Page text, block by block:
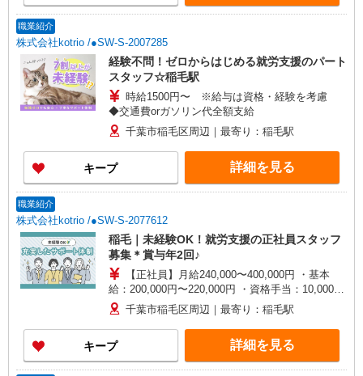
職業紹介
株式会社kotrio /●SW-S-2007285
経験不問！ゼロからはじめる就労支援のパート
スタッフ☆稲毛駅
時給1500円〜 ※給与は資格・経験を考慮
◆交通費orガソリン代全額支給
千葉市稲毛区周辺｜最寄り：稲毛駅
キープ 詳細を見る
職業紹介
株式会社kotrio /●SW-S-2077612
稲毛｜未経験OK！就労支援の正社員スタッフ
募集＊賞与年2回♪
【正社員】月給240,000〜400,000円 ・基本
給：200,000円〜220,000円 ・資格手当：10,000〜
30,000円 ・役職手当：10,000〜70,000円 ・処遇改
善手当：20,000〜60,000円（勤続年数、保有資格
により変動） ・固定残業手当：20,000円（10時
間） ※固定残業時間を超過する場合には超過勤務
手当として別途支給 下記資格をお持ちの方歓迎 ・
千葉市稲毛区周辺｜最寄り：稲毛駅
キープ 詳細を見る